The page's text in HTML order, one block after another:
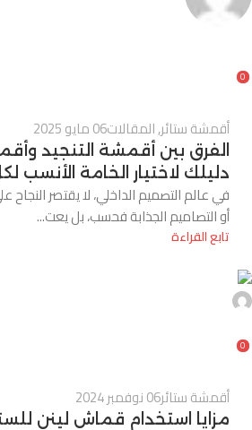
0
أقمشة ستائر,المقالات06 مايو 2025
الفرق بين أقمشة التنجيد
دليلك لاختيار الخامة الأنسب
في عالم التصميم الداخلي، لا يقتصر النجاح
أو التصاميم الجذابة فحسب، بل يعت...
تابع القراءة
0
أقمشة ستائر06 نوفمبر 2024
مزايا استخدام قماش لينن